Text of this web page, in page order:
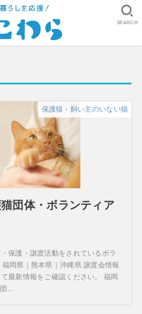
SEARCH
保護猫・飼い主のいない猫
猫団体・ボランティア
保護・譲渡活動をされているボラ
岡県｜熊本県｜沖縄県 譲渡会情報
最新情報をご確認ください。 福岡
...